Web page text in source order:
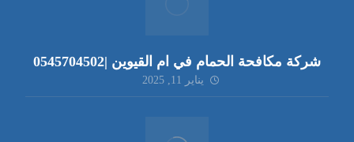
شركة مكافحة الحمام في ام القيوين |0545704502
يناير 11, 2025